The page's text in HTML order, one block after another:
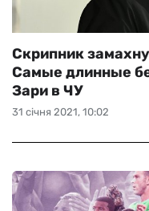
31 січня 2021, 10:02
Скрипник
Самые длинные
Зари в ЧУ